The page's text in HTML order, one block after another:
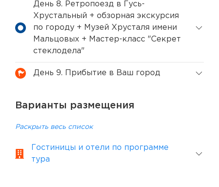
День 8. Ретропоезд в Гусь-
Хрустальный + обзорная экскурсия
по городу + Музей Хрусталя имени
Мальцовых + Мастер-класс "Секрет
стеклодела"
День 9. Прибытие в Ваш город
Варианты размещения
Раскрыть весь список
Гостиницы и отели по программе
тура